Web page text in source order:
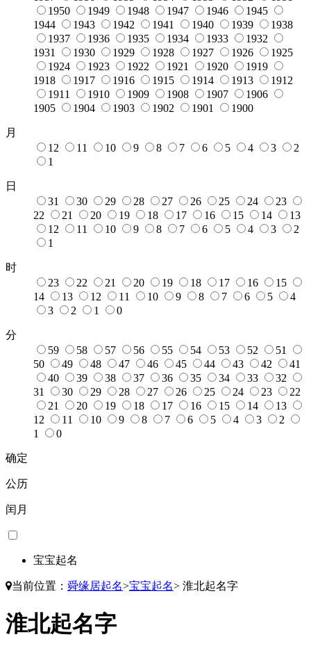
1950
1949 1948 1947 1946
1945
1944
1943 1942 1941 1940 1939
1938
1937
1936 1935 1934 1933
1932
1931
1930 1929 1928 1927 1926
1925
1924
1923 1922 1921 1920
1919
1918
1917 1916 1915 1914 1913
1912
1911
1910 1909 1908 1907
1906
1905
1904 1903 1902 1901 1900
月
12
11 10 9 8 7 6 5 4 3
2
1
日
31
30 29 28 27 26 25 24
23
22
21 20 19 18 17 16 15 14
13
12
11 10 9 8 7 6 5 4 3
2
1
时
23
22 21 20 19 18 17 16
15
14
13 12 11 10 9 8 7 6 5
4
3
2 1 0
分
59
58 57 56 55 54 53 52
51
50
49 48 47 46 45 44 43 42
41
40
39 38 37 36 35 34 33
32
31
30 29 28 27 26 25 24 23
22
21
20 19 18 17 16 15 14
13
12
11 10 9 8 7 6 5 4 3
2
1
0
确定
公历
闰月
宝宝起名
当前位置： 舜缘居起名>宝宝起名> 淮北起名字
淮北起名字